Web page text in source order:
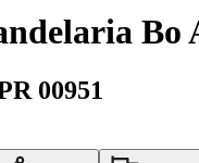
Bo
00951